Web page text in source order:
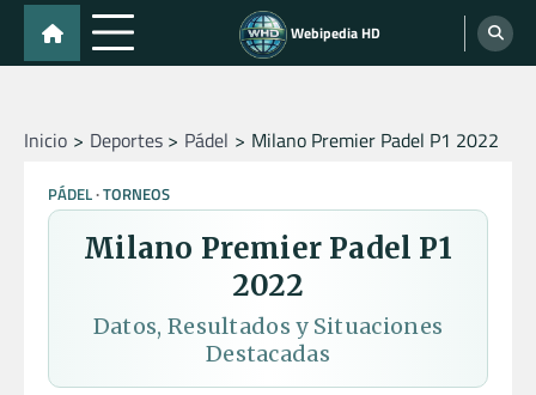
Skip
content
Webipedia HD
Inicio Deportes Pádel Milano Premier Padel P1 2022
PÁDEL TORNEOS
Milano Premier Padel P1
2022
Datos, Resultados y Situaciones
Destacadas